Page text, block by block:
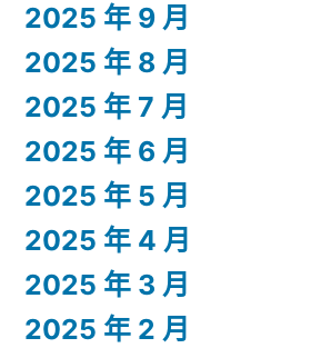
2025 年 9 月
2025 年 8 月
2025 年 7 月
2025 年 6 月
2025 年 5 月
2025 年 4 月
2025 年 3 月
2025 年 2 月